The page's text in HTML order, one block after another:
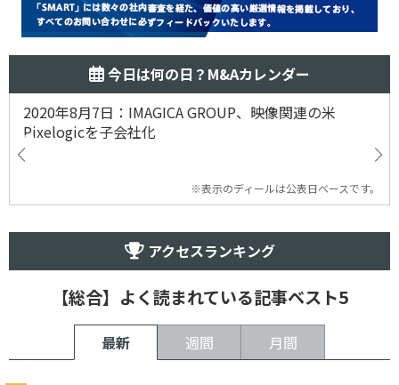
今日は何の日？M&Aカレンダー
2020年8月7日：IMAGICA GROUP、映像関連の米
Pixelogicを子会社化
※表示のディールは公表日ベースです。
アクセスランキング
【総合】よく読まれている記事ベスト5
最新 週間 月間